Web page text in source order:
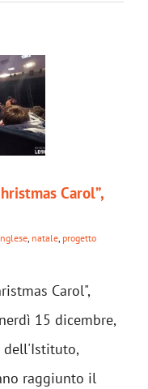
Carol”,
natale progetto
Carol",
15 dicembre,
dell'Istituto,
raggiunto il